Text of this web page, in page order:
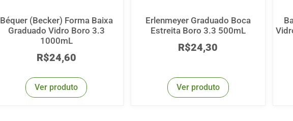
Béquer (Becker) Forma Baixa
Graduado Vidro Boro 3.3
1000mL
R$24,60
Ver produto
Erlenmeyer Graduado Boca
Estreita Boro 3.3 500mL
R$24,30
Ver produto